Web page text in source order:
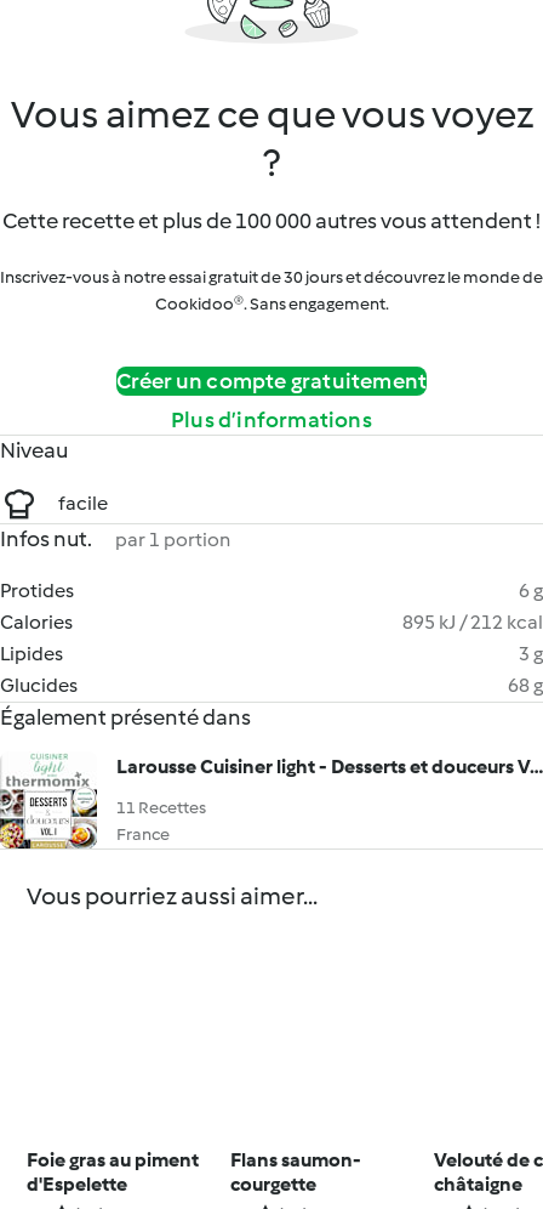
Vous aimez ce que vous voyez
?
Cette recette et plus de 100 000 autres vous attendent !
Inscrivez-vous à notre essai gratuit de 30 jours et découvrez le monde de
Cookidoo®. Sans engagement.
Créer un compte gratuitement
Plus d’informations
Niveau
facile
Infos nut. par 1 portion
Protides
6 g
Calories
895 kJ / 212 kcal
Lipides
3 g
Glucides
68 g
Également présenté dans
Larousse Cuisiner light - Desserts et douceurs Vol.I
11 Recettes
France
Vous pourriez aussi aimer...
Foie gras au piment
d'Espelette
Flans saumon-
courgette
Velouté de
châtaigne